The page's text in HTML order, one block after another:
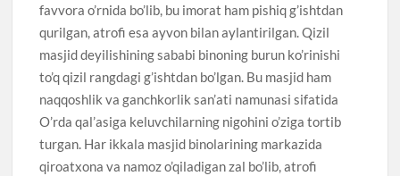
favvora o’rnida bo’lib, bu imorat ham pishiq g’ishtdan
qurilgan, atrofi esa ayvon bilan aylantirilgan. Qizil
masjid deyilishining sababi binoning burun ko’rinishi
to’q qizil rangdagi g’ishtdan bo’lgan. Bu masjid ham
naqqoshlik va ganchkorlik san’ati namunasi sifatida
O’rda qal’asiga keluvchilarning nigohini o’ziga tortib
turgan. Har ikkala masjid binolarining markazida
qiroatxona va namoz o’qiladigan zal bo’lib, atrofi